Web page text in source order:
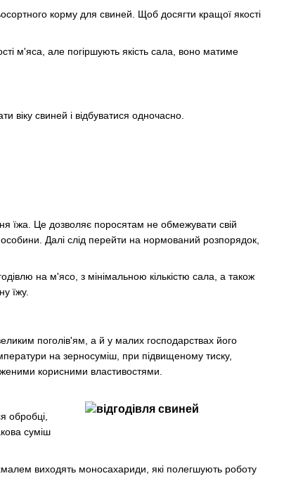
корму для свиней. Щоб досягти кращої якості
м'яса, але погіршують якість сала, воно матиме
свиней і відбуватися одночасно.
їжа. Це дозволяє поросятам не обмежувати свій
Далі слід перейти на нормований розпорядок,
на м'ясо, з мінімальною кількістю сала, а також
їжу.
поголів'ям, а й у малих господарствах його
на зерносуміш, при підвищеному тиску,
корисними властивостями.
обробці,
суміш
виходять моносахариди, які полегшують роботу